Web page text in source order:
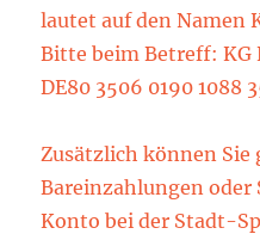
lautet auf den Namen
Bitte beim Betreff: KG
DE80 3506 0190 1088
Zusätzlich können Sie
Bareinzahlungen oder
Konto bei der Stadt-